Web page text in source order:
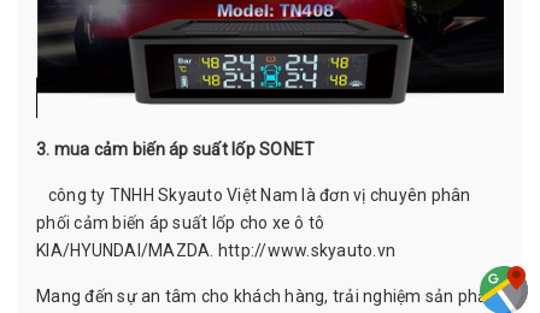
3. mua cảm biến áp suất lốp SONET
công ty TNHH Skyauto Việt Nam là đơn vị chuyên phân
phối cảm biến áp suất lốp cho xe ô tô
KIA/HYUNDAI/MAZDA. http://www.skyauto.vn
Mang đến sự an tâm cho khách hàng, trải nghiệm sản phẩm